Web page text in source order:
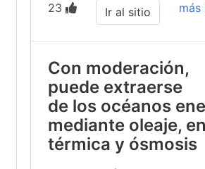
23
más
Ir al sitio
Con moderación,
puede extraerse
de los océanos
mediante oleaje,
térmica y ósmosis